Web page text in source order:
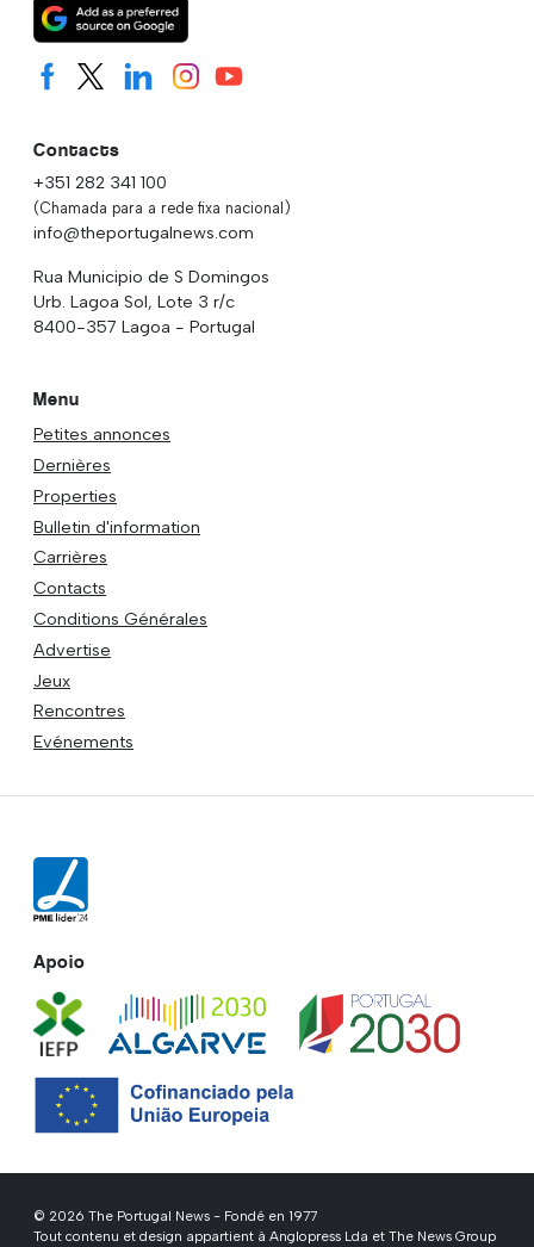
Contacts
+351 282 341 100
(Chamada para a rede fixa nacional)
info@theportugalnews.com
Rua Municipio de S Domingos
Urb. Lagoa Sol, Lote 3 r/c
8400-357 Lagoa - Portugal
Menu
Petites annonces
Dernières
Properties
Bulletin d'information
Carrières
Contacts
Conditions Générales
Advertise
Jeux
Rencontres
Evénements
Apoio
© 2026 The Portugal News - Fondé en 1977
Tout contenu et design appartient à Anglopress Lda et The News Group